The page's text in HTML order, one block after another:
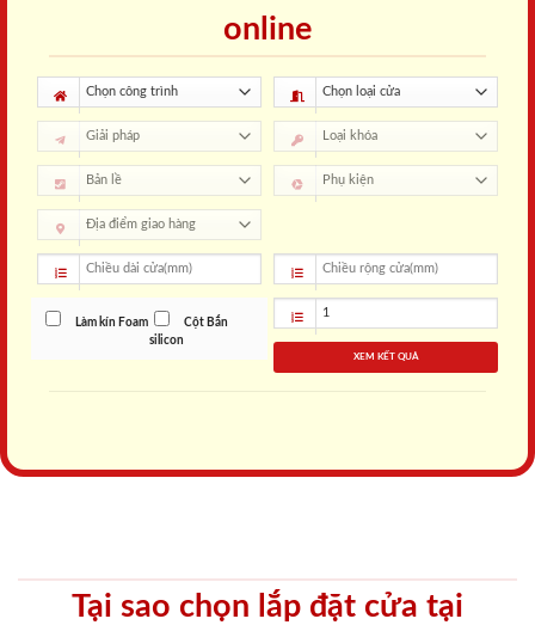
online
Làm kín Foam
Cột Bắn
silicon
XEM KẾT QUẢ
Tại sao chọn lắp đặt cửa tại